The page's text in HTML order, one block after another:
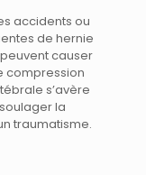
accidents ou
de hernie
causer
compression
s’avère
la
traumatisme.